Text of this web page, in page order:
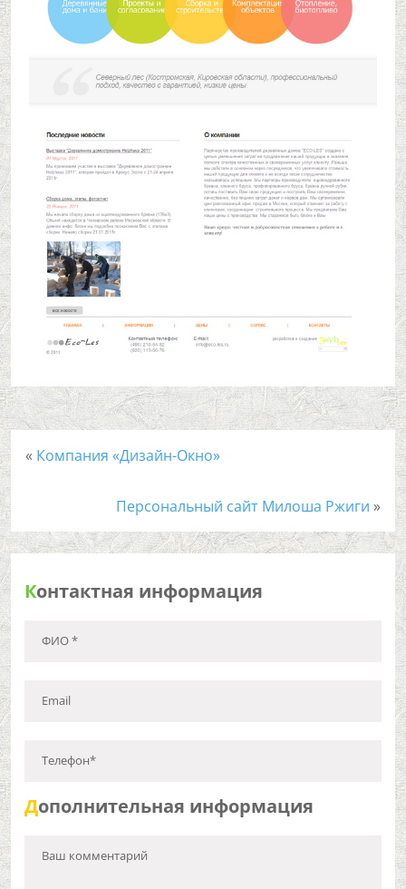
« Компания «Дизайн-Окно»
Персональный сайт Милоша Ржиги »
Контактная информация
ФИО *
Email
Телефон*
Дополнительная информация
Ваш комментарий